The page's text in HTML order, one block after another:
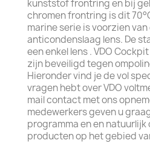
kunststof frontring en bij
chromen frontring is dit
marine serie is voorzien
anticondenslaag lens. De
een enkel lens . VDO
zijn beveiligd tegen
Hieronder vind je de vol
vragen hebt over VDO
mail contact met ons
medewerkers geven u
programma en en natuurlijk
producten op het gebied